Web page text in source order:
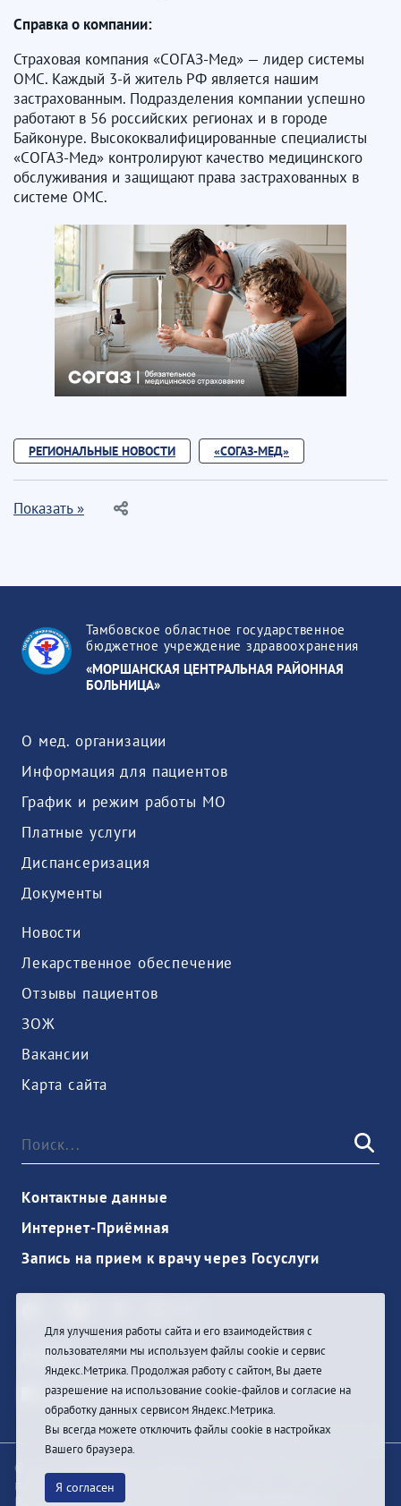
Справка о компании:
Страховая компания «СОГАЗ-Мед» — лидер системы
ОМС. Каждый 3-й житель РФ является нашим
застрахованным. Подразделения компании успешно
работают в 56 российских регионах и в городе
Байконуре. Высококвалифицированные специалисты
«СОГАЗ-Мед» контролируют качество медицинского
обслуживания и защищают права застрахованных в
системе ОМС.
РЕГИОНАЛЬНЫЕ НОВОСТИ «СОГАЗ-МЕД»
Показать »
Тамбовское областное государственное
бюджетное учреждение здравоохранения
«МОРШАНСКАЯ ЦЕНТРАЛЬНАЯ РАЙОННАЯ
БОЛЬНИЦА»
О мед. организации
Информация для пациентов
График и режим работы МО
Платные услуги
Диспансеризация
Документы
Новости
Лекарственное обеспечение
Отзывы пациентов
ЗОЖ
Вакансии
Карта сайта
Контактные данные
Интернет-Приёмная
Запись на прием к врачу через Госуслуги
Войти
© При цитировании информации с сайта ссылка на
первоисточник обязательна
Разработка и техподдержка сайта
Для улучшения работы сайта и его взаимодействия с
пользователями мы используем файлы cookie и сервис
Яндекс.Метрика. Продолжая работу с сайтом, Вы даете
разрешение на использование cookie-файлов и согласие на
обработку данных сервисом Яндекс.Метрика.
Вы всегда можете отключить файлы cookie в настройках
Вашего браузера.
Я согласен